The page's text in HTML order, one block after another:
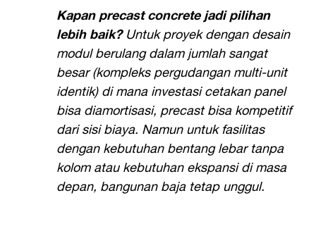
Kapan precast concrete jadi pilihan
lebih baik?Untuk proyek dengan desain
modul berulang dalam jumlah sangat
besar (kompleks pergudangan multi-unit
identik) di mana investasi cetakan panel
bisa diamortisasi, precast bisa kompetitif
dari sisi biaya. Namun untuk fasilitas
dengan kebutuhan bentang lebar tanpa
kolom atau kebutuhan ekspansi di masa
depan, bangunan baja tetap unggul.